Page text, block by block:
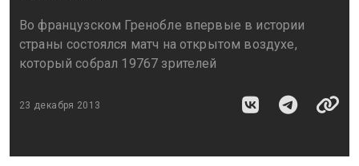
Во французском Гренобле впервые в истории
страны состоялся матч на открытом воздухе,
который собрал 19767 зрителей
23 декабря 2013